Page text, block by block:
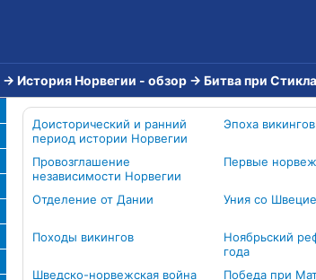
→ История Норвегии - обзор → Битва при
Доисторический и ранний
период истории Норвегии
Эпоха викингов
Провозглашение
независимости Норвегии
Первые
Отделение от Дании Уния со
Походы викингов
Ноябрьский
года
Шведско-норвежская война Победа при